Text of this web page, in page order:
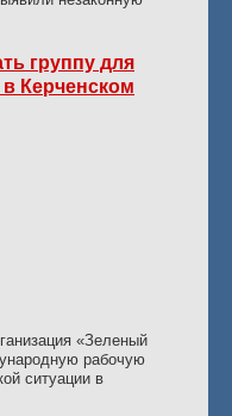
группу для
Керченском
«Зеленый
рабочую
ситуации в